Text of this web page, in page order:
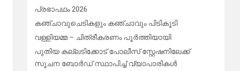
പ്രഭാപഥം 2026
കഞ്ചാവുചെടികളും കഞ്ചാവും പിടികൂടി
വള്ളിയമ്മ – ചിത്രീകരണം പൂർത്തിയായി
പുതിയ കല്ലടിക്കോട് പോലീസ് സ്റ്റേഷനിലേക്ക്
സൂചന ബോർഡ് സ്ഥാപിച്ച് വ്യാപാരികൾ